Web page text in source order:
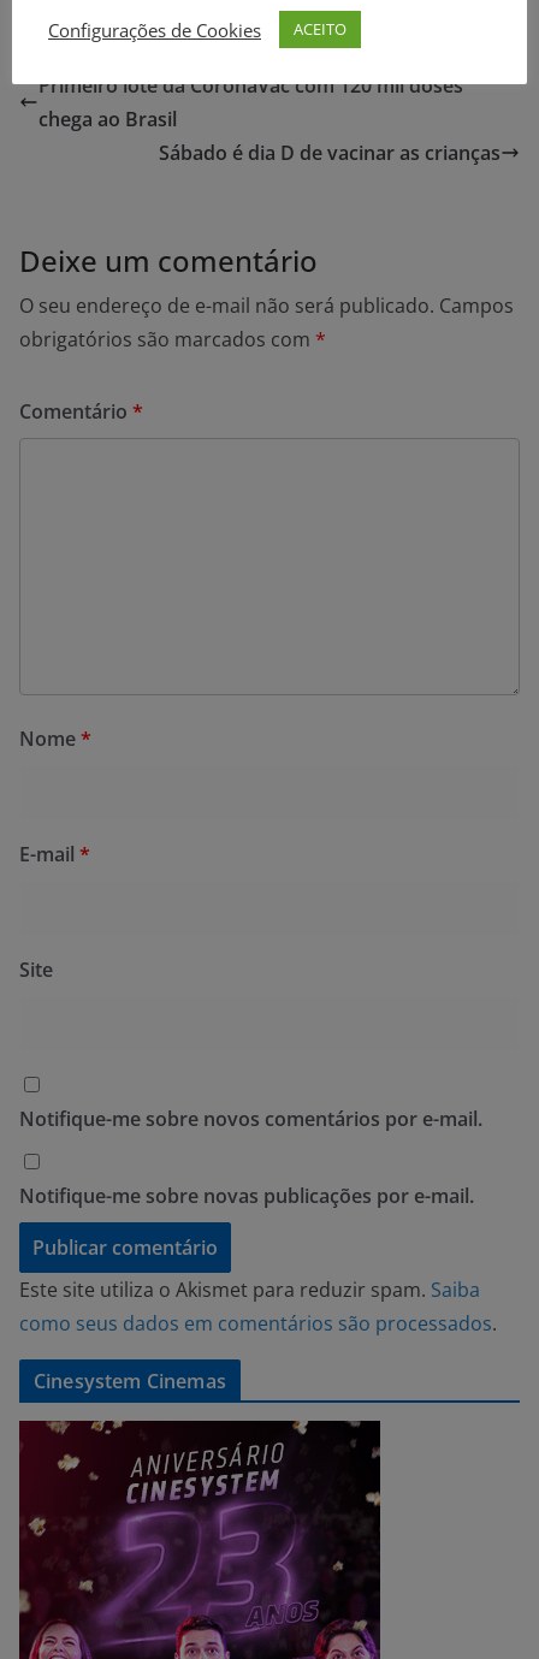
Primeiro lote da CoronaVac com 120 mil doses
chega ao Brasil
Sábado é dia D de vacinar as crianças
Deixe um comentário
O seu endereço de e-mail não será publicado. Campos
obrigatórios são marcados com *
Comentário *
Nome*
E-mail *
Site
Notifique-me sobre novos comentários por e-mail.
Notifique-me sobre novas publicações por e-mail.
Este site utiliza o Akismet para reduzir spam. Saiba
como seus dados em comentários são processados.
Cinesystem Cinemas
Configurações de Cookies
ACEITO